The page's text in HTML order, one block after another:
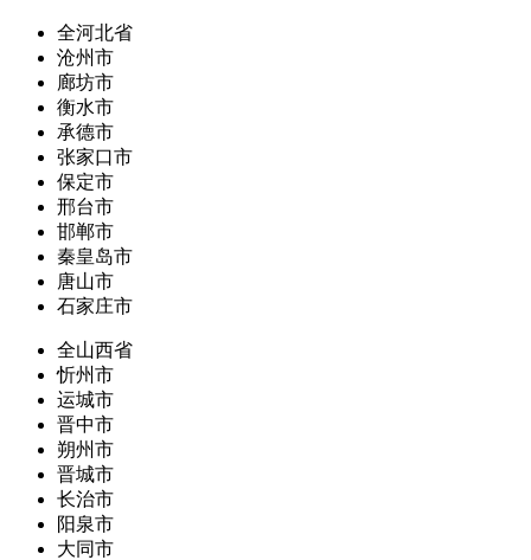
全河北省
沧州市
廊坊市
衡水市
承德市
张家口市
保定市
邢台市
邯郸市
秦皇岛市
唐山市
石家庄市
全山西省
忻州市
运城市
晋中市
朔州市
晋城市
长治市
阳泉市
大同市